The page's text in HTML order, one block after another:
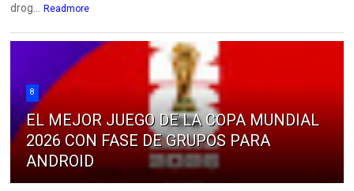
drog...
Readmore
8
EL MEJOR JUEGO DE LA COPA MUNDIAL
2026 CON FASE DE GRUPOS PARA
ANDROID